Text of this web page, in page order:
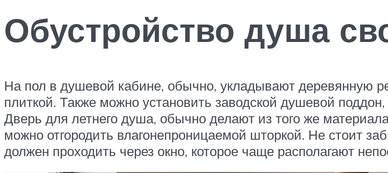
Обустройство душа
На пол в душевой кабине, обычно, укладывают деревянную
плиткой. Также можно установить заводской душевой
Дверь для летнего душа, обычно делают из того же
можно отгородить влагонепроницаемой шторкой. Не стоит
должен проходить через окно, которое чаще располагают